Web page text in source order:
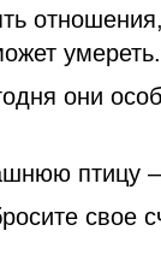
умереть.
они
птицу
свое